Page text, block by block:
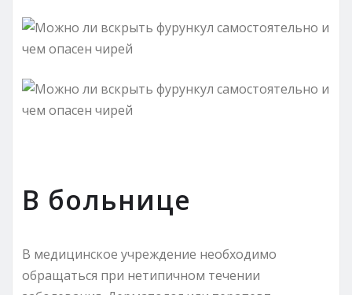
В больнице
В медицинское учреждение необходимо
обращаться при нетипичном течении